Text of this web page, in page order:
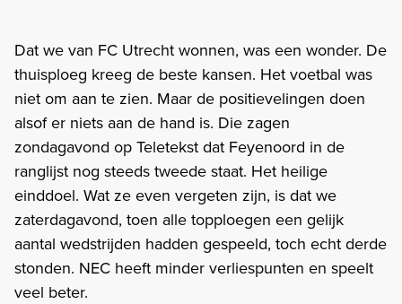
Dat we van FC Utrecht wonnen, was een wonder. De
thuisploeg kreeg de beste kansen. Het voetbal was
niet om aan te zien. Maar de positievelingen doen
alsof er niets aan de hand is. Die zagen
zondagavond op Teletekst dat Feyenoord in de
ranglijst nog steeds tweede staat. Het heilige
einddoel. Wat ze even vergeten zijn, is dat we
zaterdagavond, toen alle topploegen een gelijk
aantal wedstrijden hadden gespeeld, toch echt derde
stonden. NEC heeft minder verliespunten en speelt
veel beter.